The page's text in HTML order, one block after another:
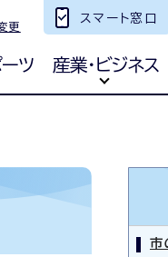
更
スマート窓口
ーツ 産業・ビジネス
市